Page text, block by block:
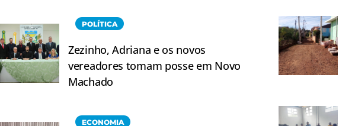
POLÍTICA
Zezinho, Adriana e os novos
vereadores tomam posse em Novo
Machado
ECONOMIA